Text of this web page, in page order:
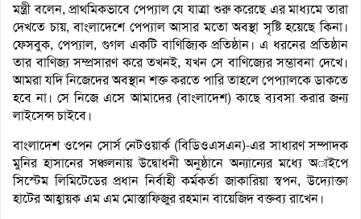
মন্ত্রী বলেন, প্রাথমিকভাবে পেপ্যাল যে যাত্রা শুরু করেছে এর মাধ্যমে তারা
দেখতে চায়, বাংলাদেশে পেপ্যাল আসার মতো অবস্থা সৃষ্টি হয়েছে কিনা।
ফেসবুক, পেপ্যাল, গুগল একটি বাণিজ্যিক প্রতিষ্ঠান। এ ধরনের প্রতিষ্ঠান
তার বাণিজ্য সম্প্রসারণ করে তখনই, যখন সে বাণিজ্যের সম্ভাবনা দেখে।
আমরা যদি নিজেদের অবস্থান শক্ত করতে পারি তাহলে পেপ্যালকে ডাকতে
হবে না। সে নিজে এসে আমাদের (বাংলাদেশ) কাছে ব্যবসা করার জন্য
লাইসেন্স চাইবে।
বাংলাদেশ ওপেন সোর্স নেটওয়ার্ক (বিডিওএসএন)-এর সাধারণ সম্পাদক
মুনির হাসানের সঞ্চলনায় উদ্বোধনী অনুষ্ঠানে অন্যান্যের মধ্যে অাইপে
সিস্টেম লিমিটেডের প্রধান নির্বাহী কর্মকর্তা জাকারিয়া স্বপন, উদ্যোক্তা
হাটের আহ্বায়ক এম এম মোস্তাফিজুর রহমান বায়েজিদ বক্তব্য রাখেন।